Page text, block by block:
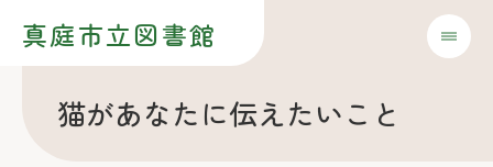
真庭市立図書館
猫があなたに伝えたいこと